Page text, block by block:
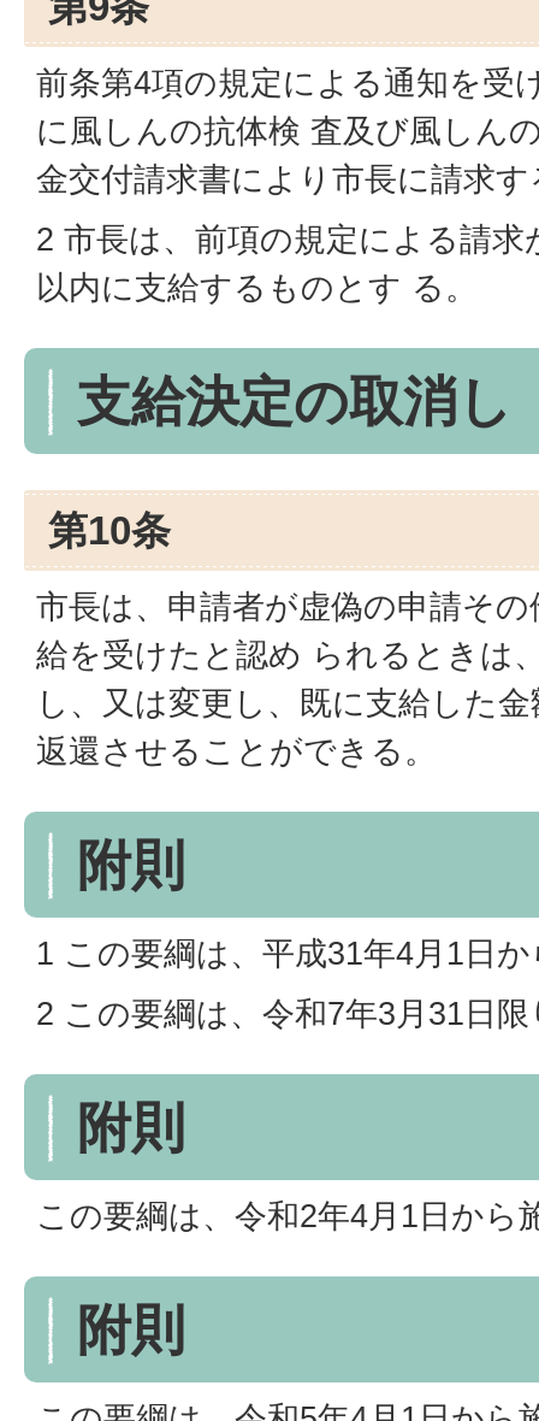
前条第4項の規定による通知を受
に風しんの抗体検 査及び風しん
金交付請求書により市長に請求
2 市長は、前項の規定による請
以内に支給するものとす る。
支給決定の取消し
第10条
市長は、申請者が虚偽の申請そ
給を受けたと認め られるときは
し、又は変更し、既に支給した
返還させることができる。
附則
1 この要綱は、平成31年4月1日
2 この要綱は、令和7年3月31日
附則
この要綱は、令和2年4月1日から
附則